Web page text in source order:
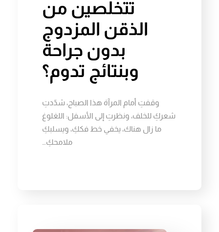
تتخلصين من
الذقن المزدوج
بدون جراحة
وبنتائج تدوم؟
وقفتِ أمام المرآة هذا الصباح، شدّدتِ
شعركِ للخلف، ونظرتِ إلى الأسفل: اللغلوغ
ما زال هناك، يخفي خط فككِ، ويسلبكِ
ملامحكِ…